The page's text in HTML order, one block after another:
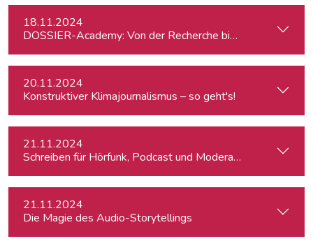
18.11.2024
DOSSIER-Academy: Von der Recherche bis zur
20.11.2024
Konstruktiver Klimajournalismus – so geht's!
21.11.2024
Schreiben für Hörfunk, Podcast und Moderation
21.11.2024
Die Magie des Audio-Storytellings